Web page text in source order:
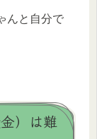
んと自分で
）は難